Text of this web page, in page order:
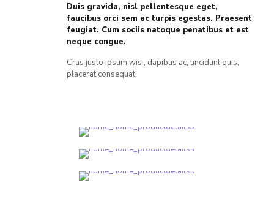
Duis gravida, nisl pellentesque eget,
faucibus orci sem ac turpis egestas. Praesent
feugiat. Cum sociis natoque penatibus et est
neque congue.
Cras justo ipsum wisi, dapibus ac, tincidunt quis,
placerat consequat.